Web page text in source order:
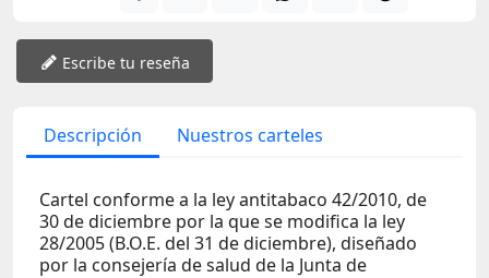
Escribe tu reseña
Descripción Nuestros carteles
Cartel conforme a la ley antitabaco 42/2010, de
30 de diciembre por la que se modifica la ley
28/2005 (B.O.E. del 31 de diciembre), diseñado
por la consejería de salud de la Junta de